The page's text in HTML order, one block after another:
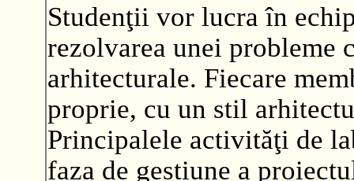
Studenţii vor lucra în
rezolvarea unei probleme
arhitecturale. Fiecare
proprie, cu un stil
Principalele activităţi de
faza de gestiune a